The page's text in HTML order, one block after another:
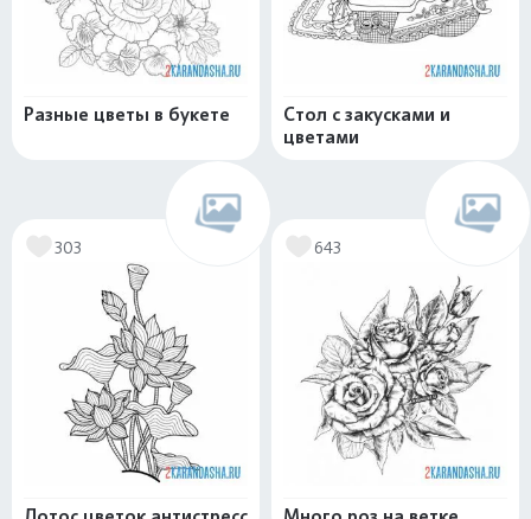
Разные цветы в букете
Стол с закусками и
цветами
303 643